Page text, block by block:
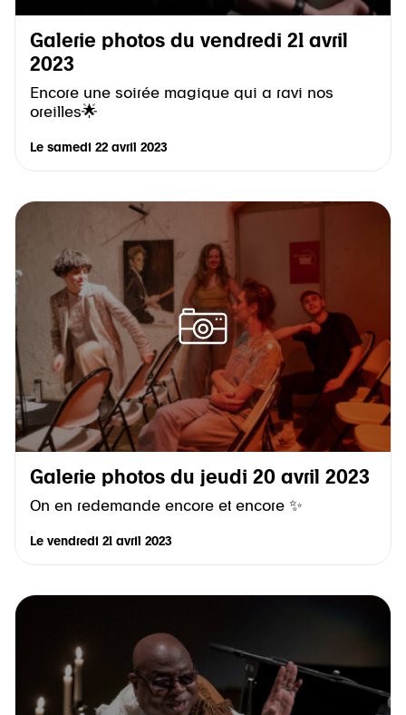
Galerie photos du vendredi 21 avril
2023
Encore une soirée magique qui a ravi nos
oreilles🌟
Le samedi 22 avril 2023
Galerie photos du jeudi 20 avril 2023
On en redemande encore et encore ✨
Le vendredi 21 avril 2023